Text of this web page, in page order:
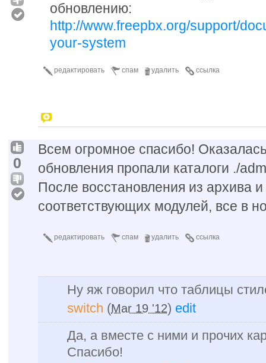
обновлению:
http://www.freepbx.org/support/
your-system
ссылка
удалить
спам
редактировать
0
Всем огромное спасибо!
обновления пропали каталоги ./
После восстановления из архива
соответствующих модулей, все в
ссылка
удалить
спам
редактировать
Ну яж говорил что таблицы
switch (Mar 19 '12) edit
Да, а вместе с ними и прочих
Спасибо!